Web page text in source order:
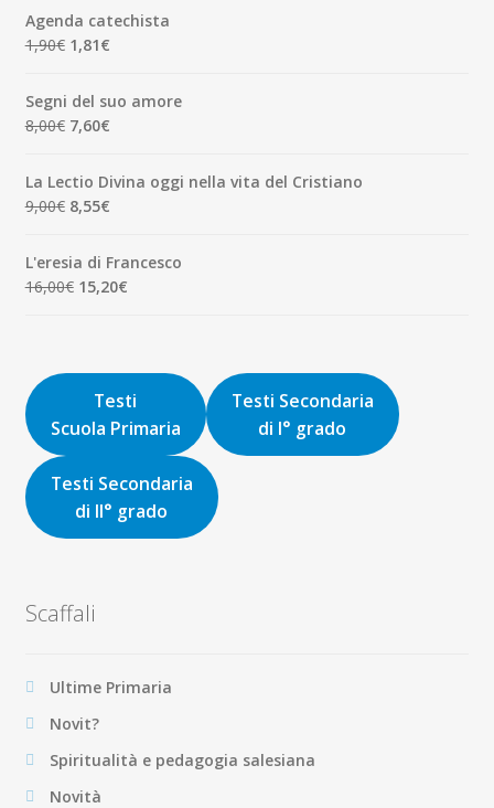
originale
era:
attuale
è:
Agenda catechista
1,90€ Il
originale
era:
1,81€Il
è:
Segni del suo amore
8,00€ Il
originale
era:
7,60€Il
attuale
è:
La Lectio Divina oggi nella vita del Cristiano
9,00€ Il
originale
era:
8,55€Il
attuale
è:
L'eresia di Francesco
16,00€ Il
15,20€Il
Testi
Scuola Primaria
Testi Secondaria
di I° grado
Testi Secondaria
di II° grado
Scaffali
Ultime Primaria
Novit?
Spiritualità e pedagogia salesiana
Novità